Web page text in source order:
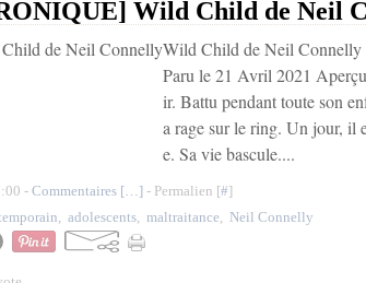
Wild Child de Neil
Wild Child de Neil Connelly
Paru le 21 Avril 2021
ir. Battu pendant toute son
a rage sur le ring. Un jour, il
e. Sa vie bascule....
-Commentaires […] - Permalien [#]
, adolescents, maltraitance, Neil Connelly